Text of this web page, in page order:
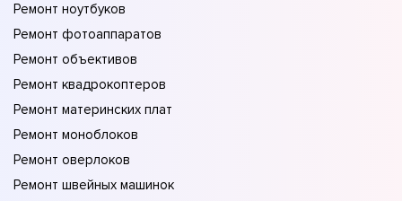
Ремонт ноутбуков
Ремонт фотоаппаратов
Ремонт объективов
Ремонт квадрокоптеров
Ремонт материнских плат
Ремонт моноблоков
Ремонт оверлоков
Ремонт швейных машинок